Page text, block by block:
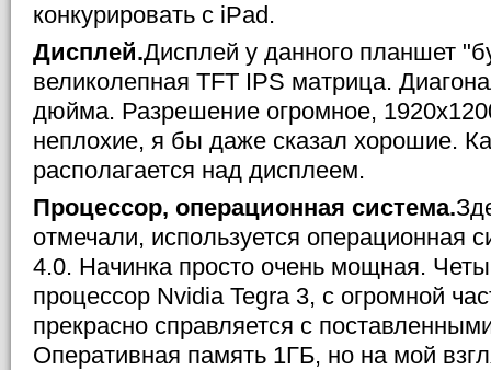
конкурировать с iPad.
Дисплей.Дисплей у данного планшет
великолепная TFT IPS матрица.
дюйма. Разрешение огромное,
неплохие, я бы даже сказал хорошие.
располагается над дисплеем.
Процессор, операционная система.
отмечали, используется операционная
4.0. Начинка просто очень мощная.
процессор Nvidia Tegra 3, с огромной
прекрасно справляется с
Оперативная память 1ГБ, но на мой